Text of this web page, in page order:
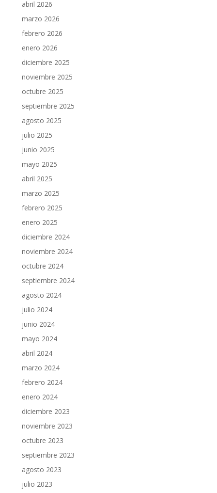
abril 2026
marzo 2026
febrero 2026
enero 2026
diciembre 2025
noviembre 2025
octubre 2025
septiembre 2025
agosto 2025
julio 2025
junio 2025
mayo 2025
abril 2025
marzo 2025
febrero 2025
enero 2025
diciembre 2024
noviembre 2024
octubre 2024
septiembre 2024
agosto 2024
julio 2024
junio 2024
mayo 2024
abril 2024
marzo 2024
febrero 2024
enero 2024
diciembre 2023
noviembre 2023
octubre 2023
septiembre 2023
agosto 2023
julio 2023